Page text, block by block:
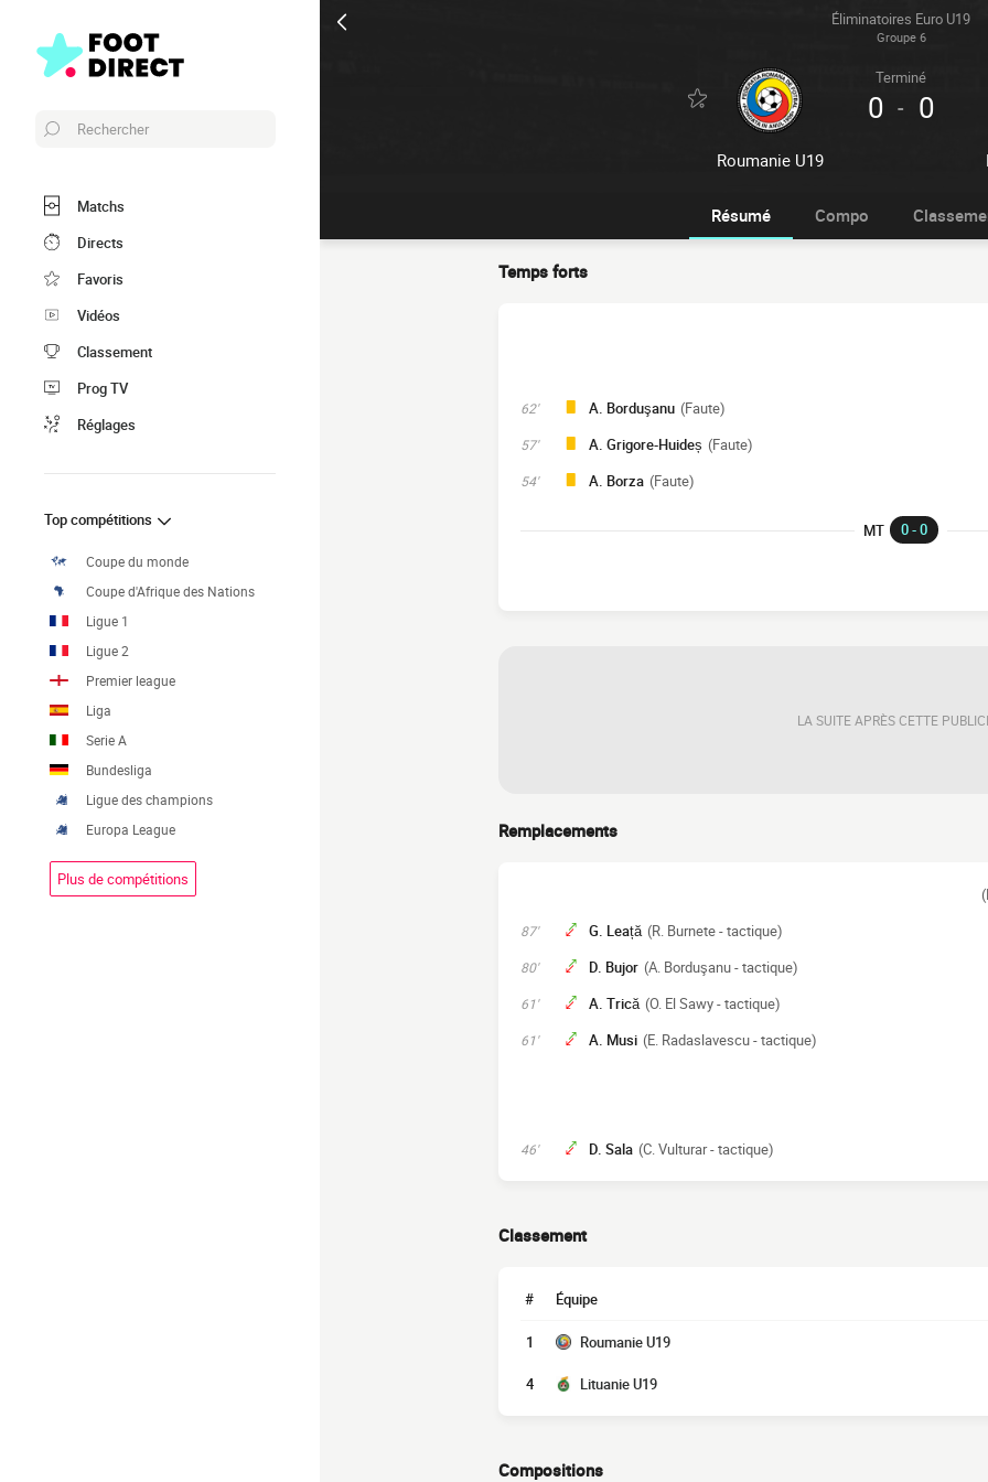
Éliminatoires Euro U19
Groupe 6
Roumanie U19
Terminé
0 - 0
Rechercher
Matchs
Directs
Favoris
Vidéos
Classement
Prog TV
Réglages
Top compétitions
Coupe du monde
Coupe d'Afrique des Nations
Ligue 1
Ligue 2
Premier league
Liga
Serie A
Bundesliga
Ligue des champions
Europa League
Plus de compétitions
Résumé Compo
Temps forts
62' A. Borduşanu (Faute)
57' A. Grigore-Huideș (Faute)
54' A. Borza (Faute)
MT 0 - 0
LA SUITE APRÈS CETTE
Remplacements
87' G. Leață (R. Burnete - tactique)
80' D. Bujor (A. Borduşanu - tactique)
61' A. Trică (O. El Sawy - tactique)
61' A. Musi (E. Radaslavescu - tactique)
46' D. Sala (C. Vulturar - tactique)
Classement
# Équipe
1 Roumanie U19
4 Lituanie U19
Compositions